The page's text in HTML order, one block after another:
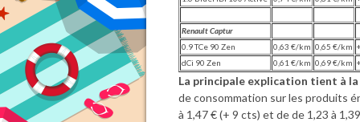
Renault Captur
0.9 TCe 90 Zen
0,63 €/km 0,65 €/km
dCi 90 Zen
0,61 €/km 0,69 €/km
La principale explication tient à
de consommation sur les produits
à 1,47 € (+ 9 cts) et de de 1,23 à